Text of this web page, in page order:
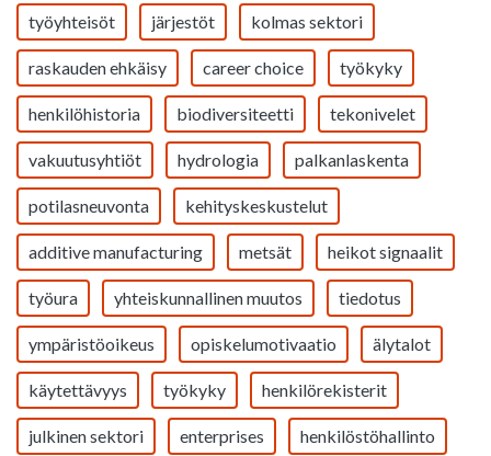
työyhteisöt järjestöt kolmas sektori
raskauden ehkäisy career choice työkyky
henkilöhistoria biodiversiteetti tekonivelet
vakuutusyhtiöt hydrologia palkanlaskenta
potilasneuvonta kehityskeskustelut
additive manufacturing metsät heikot signaalit
työura yhteiskunnallinen muutos tiedotus
ympäristöoikeus opiskelumotivaatio älytalot
käytettävyys työkyky henkilörekisterit
julkinen sektori enterprises henkilöstöhallinto